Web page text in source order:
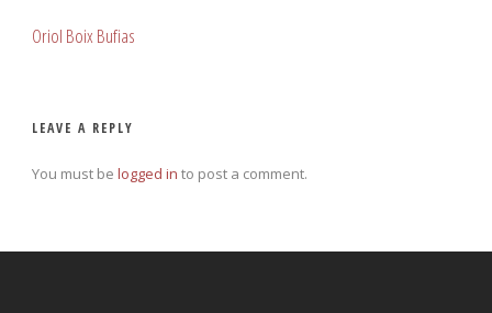
Oriol Boix Bufias
LEAVE A REPLY
You must be logged in to post a comment.